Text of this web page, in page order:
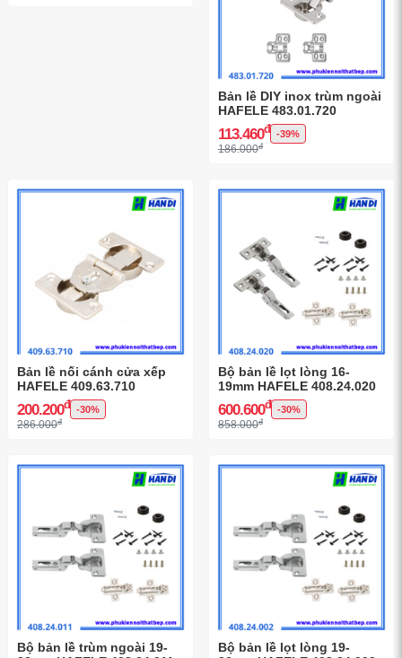
Bản lề DIY inox trùm ngoài
HAFELE 483.01.720
113.460đ -39%
186.000đ
Bản lề nối cánh cửa xếp
HAFELE 409.63.710
200.200đ -30%
286.000đ
Bộ bản lề lọt lòng 16-
19mm HAFELE 408.24.020
600.600đ -30%
858.000đ
Bộ bản lề trùm ngoài 19-
Bộ bản lề lọt lòng 19-